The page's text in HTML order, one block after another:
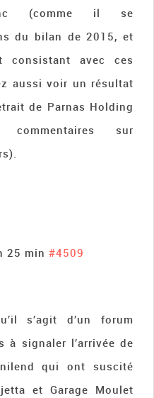
(comme il se
du bilan de 2015, et
consistant avec ces
aussi voir un résultat
de Parnas Holding
sur
25 min #4509
s’agit d’un forum
à signaler l’arrivée de
qui ont suscité
et Garage Moulet